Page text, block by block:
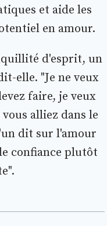
et aide les
en amour.
d'esprit, un
elle. "Je ne veux
faire, je veux
alliez dans le
dit sur l'amour
confiance plutôt